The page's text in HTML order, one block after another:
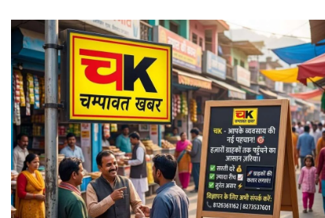
का ऑरेंज अलर्ट, जिला
के निर्देश